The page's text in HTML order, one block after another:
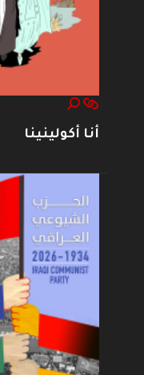
أنا أكولينينا